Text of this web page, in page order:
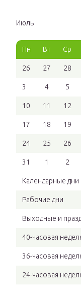
Июль
Пн Вт Ср
26 27 28
3 4 5
10 11 12
17 18 19
24 25 26
31 1 2
Календарные дни
Рабочие дни
Выходные и
40-часовая
36-часовая
24-часовая